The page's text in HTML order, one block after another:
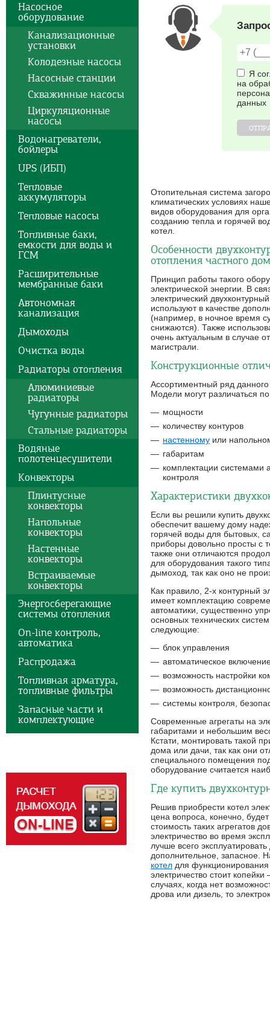
Я
на
данных
Отопительная система
климатических условиях
видов оборудования для
созданию тепла и горячей
котел.
Особенности
отопления частного
Принцип работы такого
электрической энергии. В
электрический
используют в качестве
(например, в ночное время
снижаются). Также
очень актуальным в случае
магистрали.
Конструкционные
Ассортиментный ряд
Модели могут различаться
мощности
количеству контуров
настенному или
габаритам
комплектации системами
контроля
Характеристики
Если вы решили купить
обеспечит вашему дому
горячей воды для бытовых,
приборы довольно просты с
также они отличаются
для оборудования такого
дымоход, так как оно не
Как правило, 2-х контурный
имеет комплектацию
автоматики, существенно
основных технических
следующие:
блок управления
автоматическое
возможность настройки
возможность
системы контроля,
Современные агрегаты на
габаритами и небольшим
Кстати, монтировать такой
дома или дачи, так как они
специального помещения
оборудование считается
Где купить
Решив приобрести котел
цена вопроса, конечно,
стоимость таких агрегатов
электричество во время
лучше всего
дополнительное, запасное.
котел для
электричество стоит
случаях, когда нет
дрова или дизель, то
Насосное
оборудование
Канализационные
установки
Колодезные насосы
Насосные станции
Скважинные насосы
Циркуляционные
насосы
Водонагреватели,
бойлеры
UPS (ИБП)
Тепловые
аккумуляторы
Тепловые насосы
Топливные баки,
емкости для воды и
ГСМ
Расширительные
мембранные баки
Автономная
канализация
Дымоходы
Очистка воды
Радиаторы отопления
Алюминиевые
радиаторы
Чугунные радиаторы
Стальные радиаторы
Водяные
полотенцесушители
Конвекторы
Плинтусные
конвекторы
Напольные
конвекторы
Настенные
конвекторы
Встраиваемые
конвекторы
Энергосберегающие
системы отопления
On-line контроль,
автоматика
Распродажа
Топливная арматура,
топливные фильтры
Запасные части и
комплектующие